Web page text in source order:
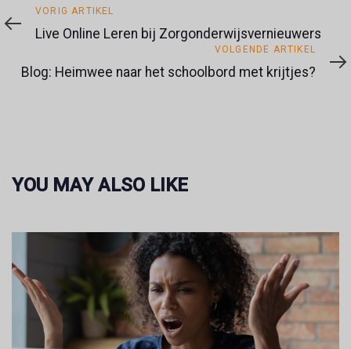
Vorig
artikel
VORIG ARTIKEL
Live Online Leren bij Zorgonderwijsvernieuwers
artikel
VOLGENDE ARTIKEL
Blog: Heimwee naar het schoolbord met krijtjes?
YOU MAY ALSO LIKE